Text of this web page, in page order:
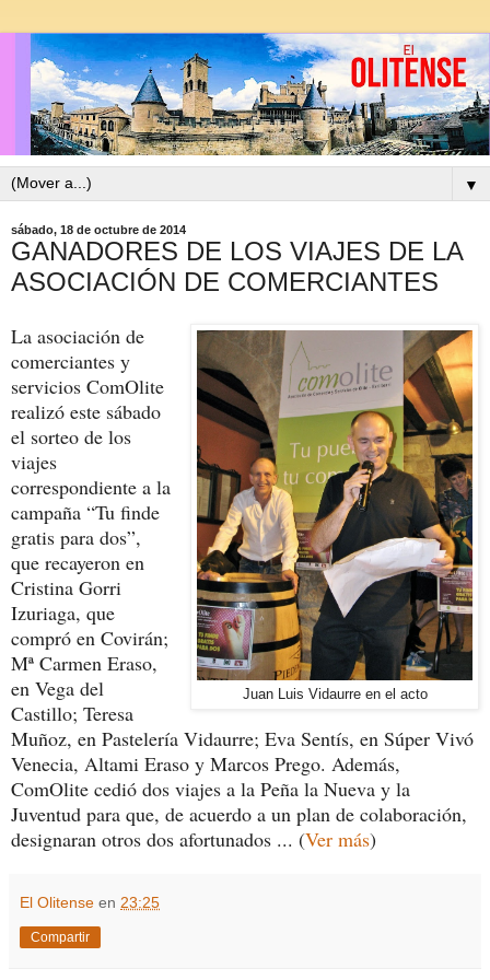
▼
sábado, 18 de octubre de 2014
GANADORES DE LOS VIAJES DE LA
ASOCIACIÓN DE COMERCIANTES
Juan Luis Vidaurre en el acto
La asociación de
comerciantes y
servicios ComOlite
realizó este sábado
el sorteo de los
viajes
correspondiente a la
campaña “Tu finde
gratis para dos”,
que recayeron en
Cristina Gorri
Izuriaga, que
compró en Covirán;
Mª Carmen Eraso,
en Vega del
Castillo; Teresa
Muñoz, en Pastelería Vidaurre; Eva Sentís, en Súper Vivó
Venecia, Altami Eraso y Marcos Prego. Además,
ComOlite cedió dos viajes a la Peña la Nueva y la
Juventud para que, de acuerdo a un plan de colaboración,
designaran otros dos afortunados ... (Ver más)
El Olitense en 23:25
Compartir